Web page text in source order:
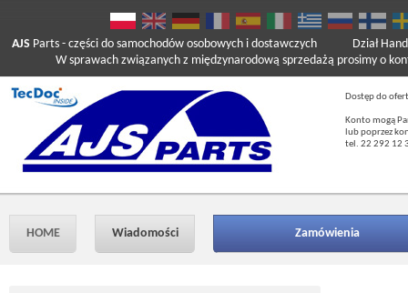
AJS Parts - części do samochodów osobowych i dostawczych
W sprawach związanych z międzynarodową sprzedażą prosimy o
Dział
Dostęp do
Konto mogą
lub poprzez
tel. 22 292 12
HOME Wiadomości Zamówienia